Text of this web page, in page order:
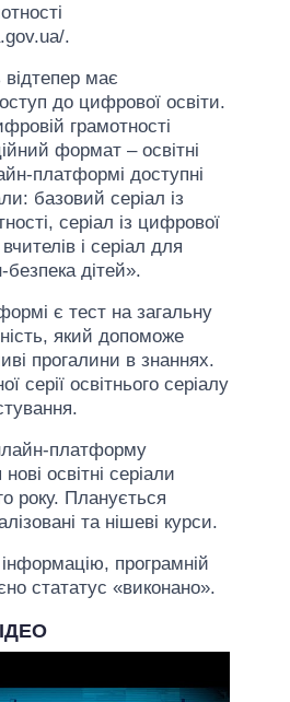
.
відтепер має
до цифрової освіти.
грамотності
формат – освітні
платформі доступні
базовий серіал із
серіал із цифрової
і серіал для
дітей».
є тест на загальну
який допоможе
прогалини в знаннях.
серії освітнього серіалу
платформу
освітні серіали
року. Планується
та нішеві курси.
програмній
стататус «виконано».